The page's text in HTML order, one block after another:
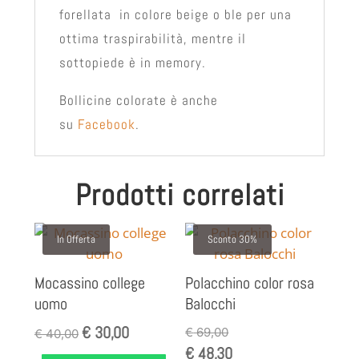
forellata in colore beige o ble per una
ottima traspirabilità, mentre il
sottopiede è in memory.
Bollicine colorate è anche
su Facebook.
Prodotti correlati
In Offerta
Mocassino college
uomo
€40,00 Il
prezzo
€30,00Il
prezzo
Sconto 30%
Polacchino color rosa
Balocchi
€69,00
€48,30